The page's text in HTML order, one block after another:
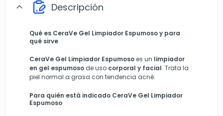
expand_more Descripción
Qué es CeraVe Gel Limpiador Espumoso y para
qué sirve
CeraVe Gel Limpiador Espumosoes un limpiador
en gel espumoso de uso corporal y facial. Trata la
piel normal a grasa con tendencia acné.
Para quién está indicado CeraVe Gel Limpiador
Espumoso